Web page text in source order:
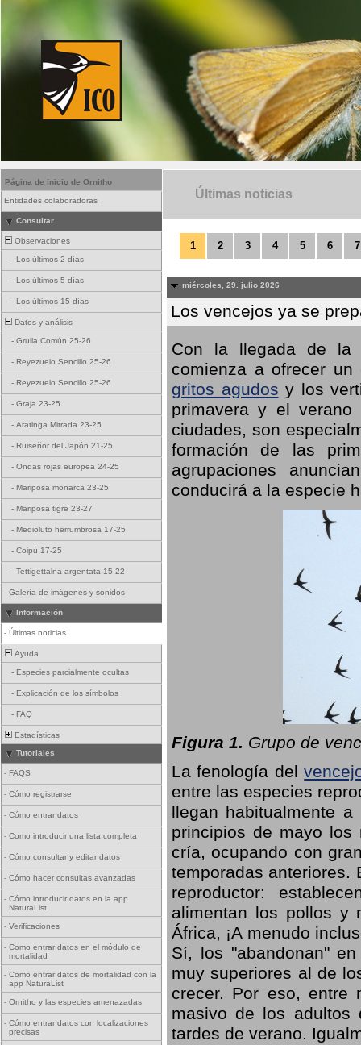
Página de inicio de Ornitho
Entidades colaboradoras
Consultar
Observaciones
- Los últimos 2 días
- Los últimos 5 días
- Los últimos 15 días
Datos y análisis
- Grulla Común 25-26
- Reyezuelo Sencillo 25-26
- Reyezuelo Sencillo 25-26
- Graja 23-25
- Aratinga Mitrada 23-25
- Ruiseñor del Japón 21-25
- Ondas rojas europea 24-25
- Mariposa monarca 23-25
- Mariposa tigre 23-27
- Medioluto herrumbrosa 17-25
- Coipú 17-25
- Tettigettalna argentata 15-22
- Galería de imágenes y sonidos
Información
- Últimas noticias
Ayuda
- Especies parcialmente ocultas
- Explicación de los símbolos
- FAQ
Estadísticas
Tutoriales
- FAQS
- Cómo registrarse
- Cómo entrar datos
- Como introducir una lista completa
- Cómo consultar y editar datos
- Cómo hacer consultas avanzadas
- Cómo introducir datos en la app
NaturaList
- Verificaciones
- Como entrar datos en el módulo de
mortalidad
- Como entrar datos de mortalidad con la
app NaturaList
- Ornitho y las especies amenazadas
- Cómo entrar datos con localizaciones
precisas
Últimas noticias
1 2 3 4 5 6 7
miércoles, 29. julio 2026
Los vencejos ya se
Con la llegada de la
comienza a ofrecer un
gritos agudos y los
primavera y el
ciudades, son
formación de las
agrupaciones
conducirá a la especie
Figura 1. Grupo de
La fenología del
entre las especies
llegan habitualmente
principios de mayo los
cría, ocupando con
temporadas anteriores.
reproductor:
alimentan los pollos y
África, ¡A menudo
Sí, los "abandonan"
muy superiores al de
crecer. Por eso, entre
masivo de los adultos
tardes de verano.